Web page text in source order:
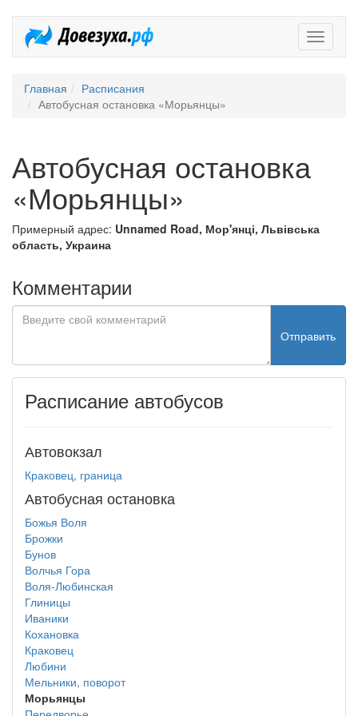
Главная
Расписания
Автобусная остановка «Морьянцы»
Автобусная остановка
«Морьянцы»
Примерный адрес: Unnamed Road, Мор'янці, Львівська
область, Украина
Комментарии
Отправить
Расписание автобусов
Автовокзал
Краковец, граница
Автобусная остановка
Божья Воля
Брожки
Бунов
Волчья Гора
Воля-Любинская
Глиницы
Иваники
Кохановка
Краковец
Любини
Мельники, поворот
Морьянцы